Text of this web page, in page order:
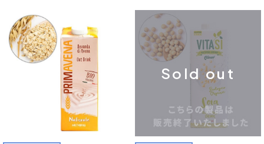
Sold out